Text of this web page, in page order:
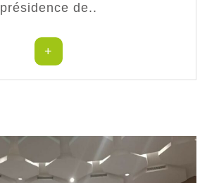
présidence de..
+